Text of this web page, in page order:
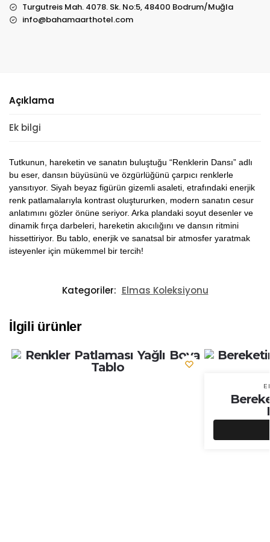
Turgutreis Mah. 4078. Sk. No:5, 48400 Bodrum/Muğla
info@bahamaarthotel.com
Açıklama
Ek bilgi
Tutkunun, hareketin ve sanatın buluştuğu “Renklerin Dansı” adlı
bu eser, dansın büyüsünü ve özgürlüğünü çarpıcı renklerle
yansıtıyor. Siyah beyaz figürün gizemli asaleti, etrafındaki enerjik
renk patlamalarıyla kontrast oluştururken, modern sanatın cesur
anlatımını gözler önüne seriyor. Arka plandaki soyut desenler ve
dinamik fırça darbeleri, hareketin akıcılığını ve dansın ritmini
hissettiriyor. Bu tablo, enerjik ve sanatsal bir atmosfer yaratmak
isteyenler için mükemmel bir tercih!
Kategoriler: Elmas Koleksiyonu
İlgili ürünler